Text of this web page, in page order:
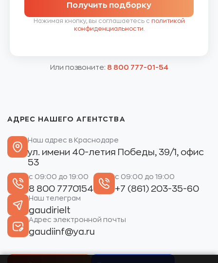
Получить подборку
Нажимая кнопку, вы соглашаетесь с политикой
конфиденциальности
Или позвоните: 8 800 777-01-54
АДРЕС НАШЕГО АГЕНТСТВА
Наш адрес в Краснодаре
ул. имени 40-летия Победы, 39/1, офис
53
с 09:00 до 19:00
8 800 7770154
с 09:00 до 19:00
+7 (861) 203-35-60
Наш телеграм
gaudirielt
Адрес электронной почты
gaudiinf@ya.ru